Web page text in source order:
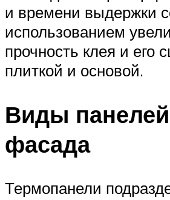
и времени выдержки
использованием
прочность клея и его
плиткой и основой.
Виды
фасада
Термопанели